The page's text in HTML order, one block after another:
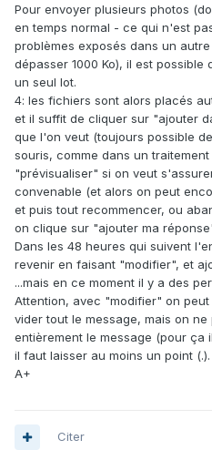
Pour envoyer plusieurs photos
en temps normal - ce qui n'est
problèmes exposés dans un
dépasser 1000 Ko), il est
un seul lot.
4: les fichiers sont alors placés
et il suffit de cliquer sur "ajouter
que l'on veut (toujours possible
souris, comme dans un
"prévisualiser" si on veut
convenable (et alors on peut
et puis tout recommencer, ou
on clique sur "ajouter ma
Dans les 48 heures qui suivent
revenir en faisant "modifier", et
...mais en ce moment il y a des
Attention, avec "modifier" on
vider tout le message, mais on
entièrement le message (pour ça
il faut laisser au moins un point (.).
A+
Citer